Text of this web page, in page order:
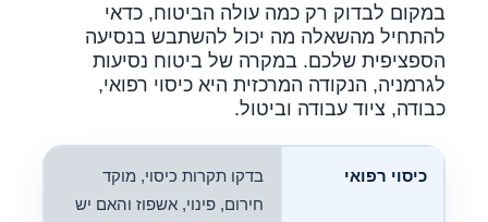
במקום לבדוק רק כמה עולה הביטוח, כדאי
להתחיל מהשאלה מה יכול להשתבש בנסיעה
הספציפית שלכם. במקרה של ביטוח נסיעות
לגרמניה, הנקודה המרכזית היא כיסוי רפואי,
כבודה, ציוד עבודה וביטול.
כיסוי רפואי
בדקו תקרות כיסוי, מוקד
חירום, פינוי, אשפוז והאם יש